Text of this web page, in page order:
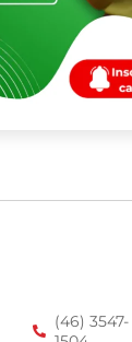
(46) 3547-